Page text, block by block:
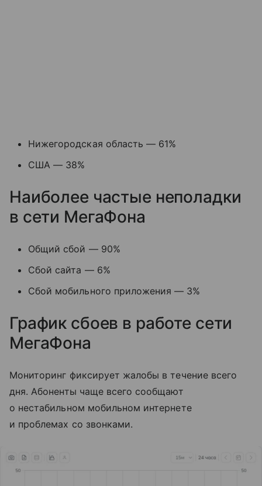
Нижегородская область — 61%
США — 38%
Наиболее частые неполадки
в сети МегаФона
Общий сбой — 90%
Сбой сайта — 6%
Сбой мобильного приложения — 3%
График сбоев в работе сети
МегаФона
Мониторинг фиксирует жалобы в течение всего
дня. Абоненты чаще всего сообщают
о нестабильном мобильном интернете
и проблемах со звонками.